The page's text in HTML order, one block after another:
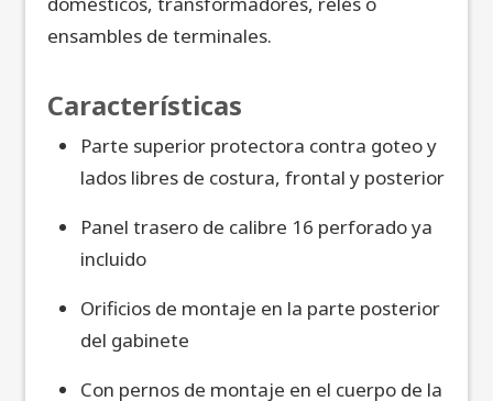
ensambles de terminales.
Características
Parte superior protectora contra goteo y
lados libres de costura, frontal y posterior
Panel trasero de calibre 16 perforado ya
incluido
Orificios de montaje en la parte posterior
del gabinete
Con pernos de montaje en el cuerpo de la